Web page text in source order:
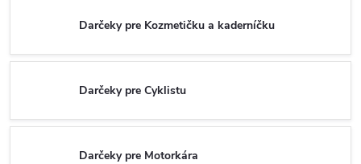
Darčeky pre Kozmetičku a kaderníčku
Darčeky pre Cyklistu
Darčeky pre Motorkára